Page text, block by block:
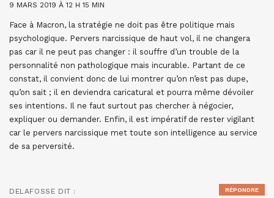
9 MARS 2019 À 12 H 15 MIN
Face à Macron, la stratégie ne doit pas être politique mais
psychologique. Pervers narcissique de haut vol, il ne changera
pas car il ne peut pas changer : il souffre d’un trouble de la
personnalité non pathologique mais incurable. Partant de ce
constat, il convient donc de lui montrer qu’on n’est pas dupe,
qu’on sait ; il en deviendra caricatural et pourra même dévoiler
ses intentions. Il ne faut surtout pas chercher à négocier,
expliquer ou demander. Enfin, il est impératif de rester vigilant
car le pervers narcissique met toute son intelligence au service
de sa perversité.
DELAFOSSE DIT :
RÉPONDRE